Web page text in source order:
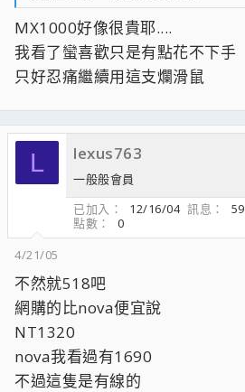
MX1000好像很貴耶....
我看了蠻喜歡只是有點花不下手
只好忍痛繼續用這支爛滑鼠
L lexus763
一般般會員
已加入
12/16/04 訊息 59
點數
0
4/21/05
不然就518吧
網購的比nova便宜說
NT1320
nova我看過有1690
不過這隻是有線的